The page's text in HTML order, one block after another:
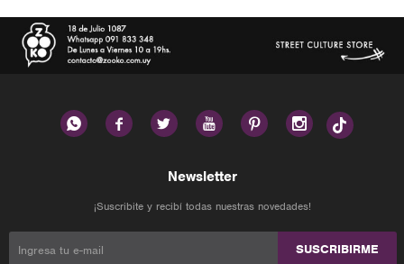
     
Newsletter
¡Suscribite y recibí todas nuestras novedades!
SUSCRIBIRME